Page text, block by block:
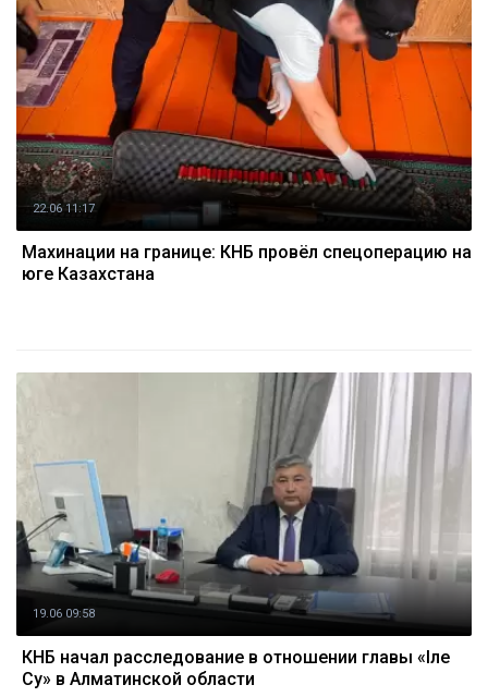
22.06 11:17
Махинации на границе: КНБ провёл спецоперацию на
юге Казахстана
19.06 09:58
КНБ начал расследование в отношении главы «Іле
Су» в Алматинской области